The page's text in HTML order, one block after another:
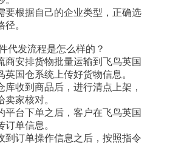
要根据自己的企业类型，正确选
。
代发流程是怎么样的？
商安排货物批量运输到飞鸟英国
英国仓系统上传好货物信息。
库收到商品后，进行清点上架，
家核对。
平台下单之后，客户在飞鸟英国
单信息。
到订单操作信息之后，按照指令